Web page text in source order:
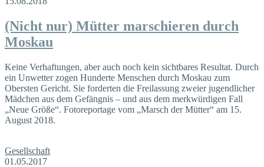
(Nicht nur) Mütter marschieren durch
Moskau
Keine Verhaftungen, aber auch noch kein sichtbares Resultat. Durch
ein Unwetter zogen Hunderte Menschen durch Moskau zum
Obersten Gericht. Sie forderten die Freilassung zweier jugendlicher
Mädchen aus dem Gefängnis – und aus dem merkwürdigen Fall
„Neue Größe“. Fotoreportage vom „Marsch der Mütter“ am 15.
August 2018.
Gesellschaft
01.05.2017